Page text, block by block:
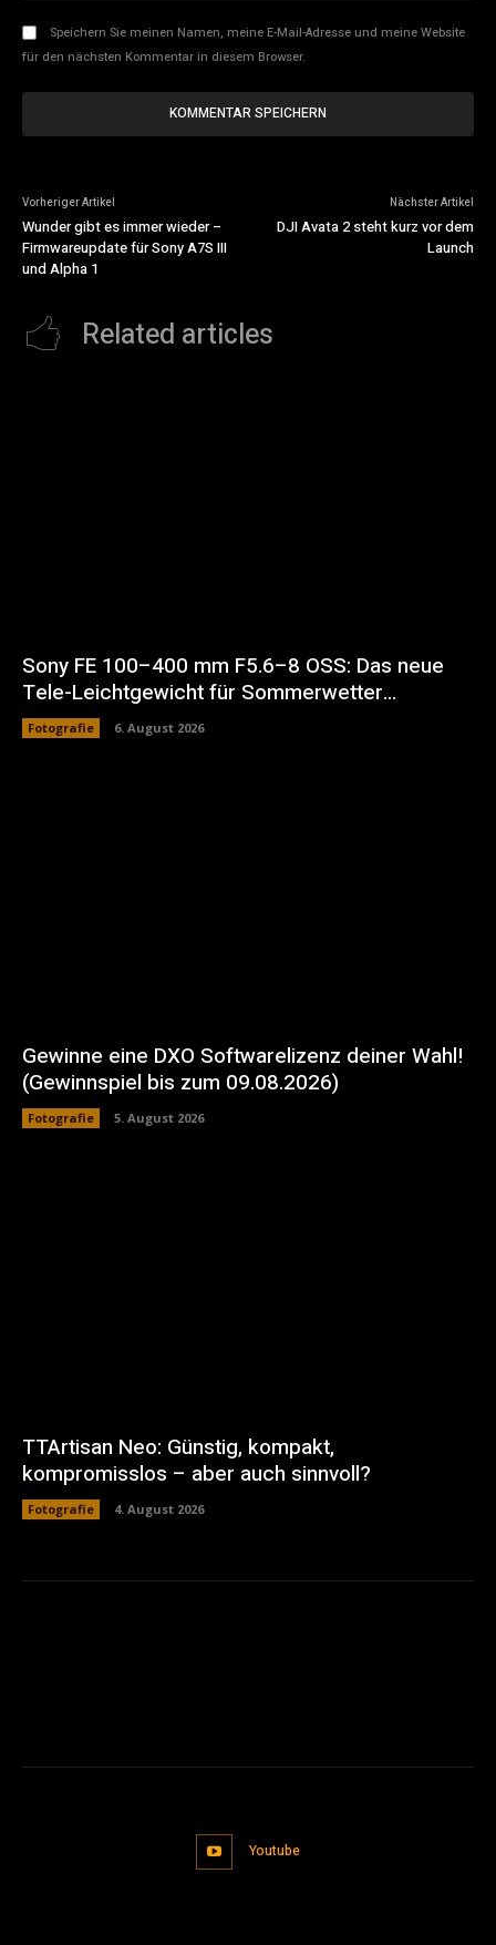
Speichern Sie meinen Namen, meine E-Mail-Adresse und meine Website
für den nächsten Kommentar in diesem Browser.
Vorheriger Artikel
Wunder gibt es immer wieder –
Firmwareupdate für Sony A7S III
und Alpha 1
Nächster Artikel
DJI Avata 2 steht kurz vor dem
Launch
Related articles
Sony FE 100–400 mm F5.6–8 OSS: Das neue
Tele-Leichtgewicht für Sommerwetter…
Fotografie 6. August 2026
Gewinne eine DXO Softwarelizenz deiner Wahl!
(Gewinnspiel bis zum 09.08.2026)
Fotografie 5. August 2026
TTArtisan Neo: Günstig, kompakt,
kompromisslos – aber auch sinnvoll?
Fotografie 4. August 2026
Youtube